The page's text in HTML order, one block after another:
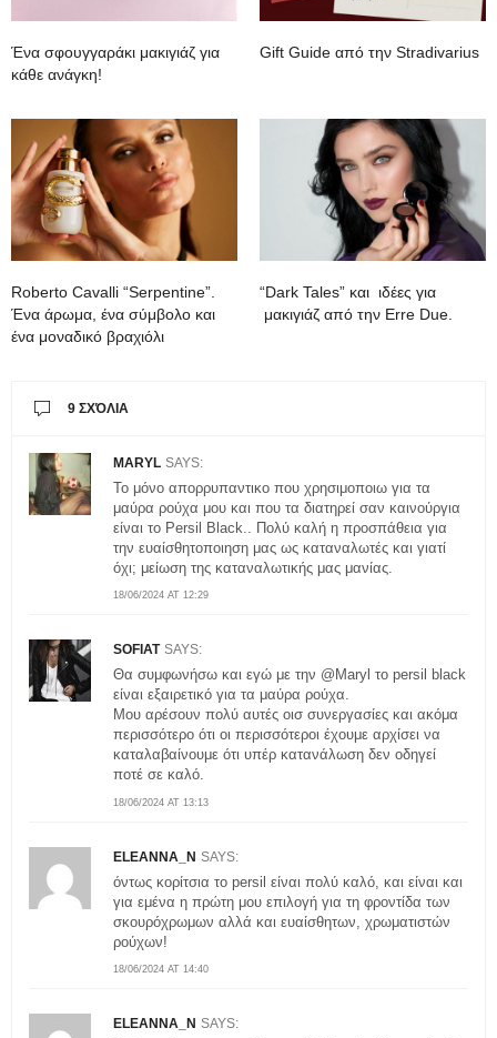
Ένα σφουγγαράκι μακιγιάζ για
κάθε ανάγκη!
Gift Guide από την Stradivarius
Roberto Cavalli “Serpentine”.
Ένα άρωμα, ένα σύμβολο και
ένα μοναδικό βραχιόλι
“Dark Tales” και ιδέες για
μακιγιάζ από την Erre Due.
9 ΣΧΌΛΙΑ
MARYL SAYS:
18/06/2024 AT 12:29
Το μόνο απορρυπαντικο που χρησιμοποιω για τα
μαύρα ρούχα μου και που τα διατηρεί σαν καινούργια
είναι το Persil Black.. Πολύ καλή η προσπάθεια για
την ευαίσθητοποιηση μας ως καταναλωτές και γιατί
όχι; μείωση της καταναλωτικής μας μανίας.
SOFIAT SAYS:
18/06/2024 AT 13:13
Θα συμφωνήσω και εγώ με την @Maryl το persil black
είναι εξαιρετικό για τα μαύρα ρούχα.
Μου αρέσουν πολύ αυτές οισ συνεργασίες και ακόμα
περισσότερο ότι οι περισσότεροι έχουμε αρχίσει να
καταλαβαίνουμε ότι υπέρ κατανάλωση δεν οδηγεί
ποτέ σε καλό.
ELEANNA_N SAYS:
18/06/2024 AT 14:40
όντως κορίτσια το persil είναι πολύ καλό, και είναι και
για εμένα η πρώτη μου επιλογή για τη φροντίδα των
σκουρόχρωμων αλλά και ευαίσθητων, χρωματιστών
ρούχων!
ELEANNA_N SAYS: